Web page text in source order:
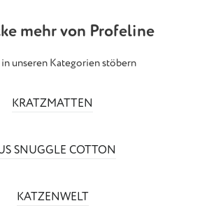
mehr von Profeline
unseren Kategorien stöbern
KRATZMATTEN
SNUGGLE COTTON
KATZENWELT